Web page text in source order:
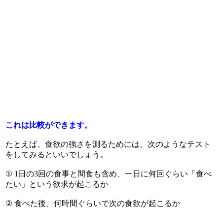
これは比較ができます。
たとえば、食欲の強さを測るためには、次のようなテスト
をしてみるといいでしょう。
① 1日の3回の食事と間食も含め、一日に何回ぐらい「食べ
たい」という欲求が起こるか
② 食べた後、何時間ぐらいで次の食欲が起こるか